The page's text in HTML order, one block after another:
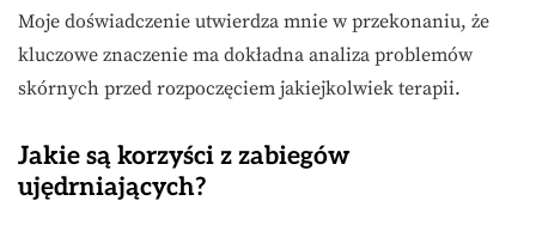
Moje doświadczenie utwierdza mnie w przekonaniu, że
kluczowe znaczenie ma dokładna analiza problemów
skórnych przed rozpoczęciem jakiejkolwiek terapii.
Jakie są korzyści z zabiegów
ujędrniających?